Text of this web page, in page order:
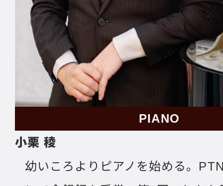
PIANO
小栗 稜
幼いころよりピアノを始める。